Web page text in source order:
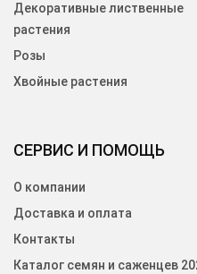
СЕРВИС И ПОМОЩЬ
О компании
Доставка и оплата
Контакты
Каталог семян и саженцев
Декоративные лиственные
растения
Розы
Хвойные растения